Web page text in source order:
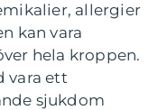
allergier
kan vara
hela kroppen.
vara ett
sjukdom